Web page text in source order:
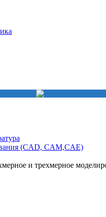
(CAD, CAM,CAE)
и трехмерное